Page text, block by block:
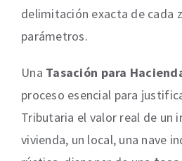
delimitación exacta de cada
parámetros.
Una Tasación para
proceso esencial para
Tributaria el valor real de un
vivienda, un local, una nave